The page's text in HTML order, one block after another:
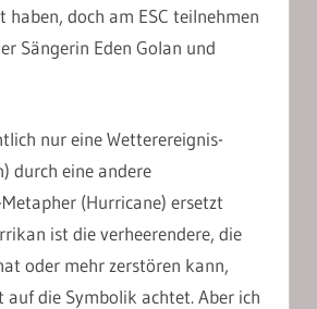
haben, doch am ESC teilnehmen
Sängerin Eden Golan und
nur eine Wetterereignis-
durch eine andere
(Hurricane) ersetzt
ist die verheerendere, die
oder mehr zerstören kann,
auf die Symbolik achtet. Aber ich